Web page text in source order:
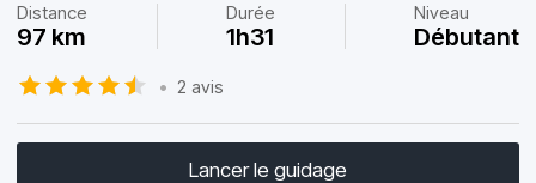
Distance
97 km
Durée
1h31
Niveau
Débutant
• 2 avis
Lancer le guidage